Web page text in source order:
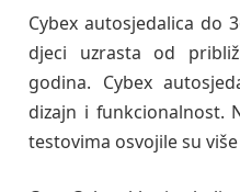
Cybex autosjedalica do
djeci uzrasta od
godina. Cybex
dizajn i funkcionalnost.
testovima osvojile su